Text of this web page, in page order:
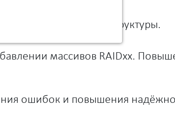
инфраструктуры.
массивов RAIDxx.
ошибок и повышения